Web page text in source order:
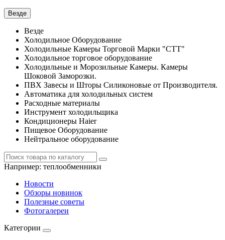
Везде
Везде
Холодильное Оборудование
Холодильные Камеры Торговой Марки "СТТ"
Холодильное торговое оборудование
Холодильные и Морозильные Камеры. Камеры
Шоковой Заморозки.
ПВХ Завесы и Шторы Силиконовые от Производителя.
Автоматика для холодильных систем
Расходные материалы
Инструмент холодильщика
Кондиционеры Haier
Пищевое Оборудование
Нейтральное оборудование
Например: теплообменники
Новости
Обзоры новинок
Полезные советы
Фотогалереи
Категории